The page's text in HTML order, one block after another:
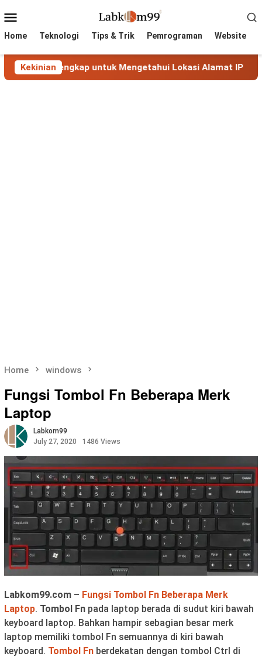
to
Menu
Home Teknologi Tips & Trik Pemrograman Website
Kekinian
Lengkap untuk Mengetahui Lokasi Alamat IP
Home windows
Fungsi Tombol Fn Beberapa Merk
Laptop
Labkom99
July 27, 2020
1486 Views
Labkom99.com – Fungsi Tombol Fn Beberapa Merk
Laptop. Tombol Fn pada laptop berada di sudut kiri bawah
keyboard laptop. Bahkan hampir sebagian besar merk
laptop memiliki tombol Fn semuannya di kiri bawah
keyboard. Tombol Fn berdekatan dengan tombol Ctrl di